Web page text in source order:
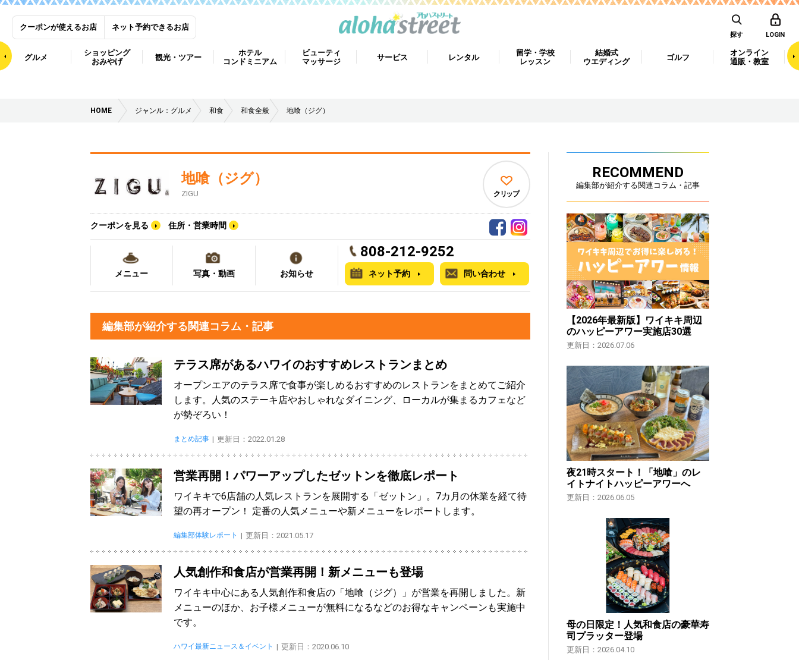
クーポンが使えるお店 ネット予約できるお店
探す LOGIN
グルメ
ショッピング
おみやげ
観光・ツアー
ホテル
コンドミニアム
ビューティ
マッサージ
サービス レンタル
留学・学校
レッスン
結婚式
ウエディング
ゴルフ
オンライン
通販・教室
HOME ジャンル：グルメ 和食 和食全般 地喰（ジグ）
地喰（ジグ）
ZIGU
クーポンを見る 住所・営業時間
クリップ
メニュー 写真・動画 お知らせ
808-212-9252
ネット予約 問い合わせ
編集部が紹介する関連コラム・記事
テラス席があるハワイのおすすめレストランまとめ
オープンエアのテラス席で食事が楽しめるおすすめのレストランをまとめてご紹介
します。人気のステーキ店やおしゃれなダイニング、ローカルが集まるカフェなど
が勢ぞろい！
まとめ記事 更新日：2022.01.28
営業再開！パワーアップしたゼットンを徹底レポート
ワイキキで6店舗の人気レストランを展開する「ゼットン」。7カ月の休業を経て待
望の再オープン！ 定番の人気メニューや新メニューをレポートします。
編集部体験レポート 更新日：2021.05.17
人気創作和食店が営業再開！新メニューも登場
ワイキキ中心にある人気創作和食店の「地喰（ジグ）」が営業を再開しました。新
メニューのほか、お子様メニューが無料になるなどのお得なキャンペーンも実施中
です。
ハワイ最新ニュース＆イベント 更新日：2020.06.10
RECOMMEND
編集部が紹介する関連コラム・記事
【2026年最新版】ワイキキ周辺
のハッピーアワー実施店30選
更新日：2026.07.06
夜21時スタート！「地喰」のレ
イトナイトハッピーアワーへ
更新日：2026.06.05
母の日限定！人気和食店の豪華寿
司プラッター登場
更新日：2026.04.10